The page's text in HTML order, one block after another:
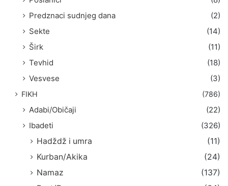
Predznaci sudnjeg dana
(2)
Sekte
(14)
Širk
(11)
Tevhid
(18)
Vesvese
(3)
FIKH (786)
Adabi/Običaji
(22)
Ibadeti
(326)
Hadždž i umra
(11)
Kurban/Akika
(24)
Namaz
(137)